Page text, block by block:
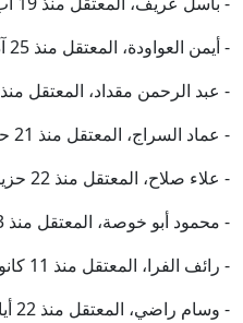
- أيمن العواودة، المعتقل منذ 25 آذار/مارس 2003.
- عبد الرحمن مقداد، المعتقل منذ 6 آذار/مارس 2004.
- عماد السراج، المعتقل منذ 21 حزيران/يونيو 2004.
- علاء صلاح، المعتقل منذ 22 حزيران/يونيو 2004.
- محمود أبو خوصة، المعتقل منذ 23 تموز/يوليو 2004.
- رائف الفرا، المعتقل منذ 11 كانون الأول/ديسمبر 2004.
- وسام راضي، المعتقل منذ 22 أيار/مايو 2005.